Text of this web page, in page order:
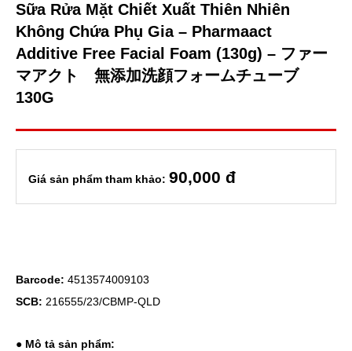
Sữa Rửa Mặt Chiết Xuất Thiên Nhiên
Không Chứa Phụ Gia – Pharmaact
Additive Free Facial Foam (130g) – ファー
マアクト 無添加洗顔フォームチューブ
130G
Giá sản phẩm tham khảo: 90,000 đ
Barcode: 4513574009103
SCB: 216555/23/CBMP-QLD
● Mô tả sản phẩm: